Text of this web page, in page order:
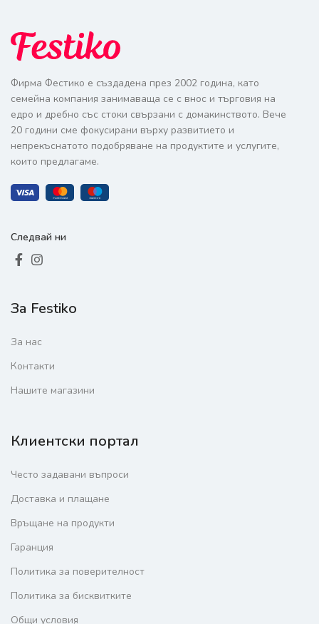
Фирма Фестико е създадена през 2002 година, като
семейна компания занимаваща се с внос и търговия на
едро и дребно със стоки свързани с домакинството. Вече
20 години сме фокусирани върху развитието и
непрекъснатото подобряване на продуктите и услугите,
които предлагаме.
Следвай ни
За Festiko
За нас
Контакти
Нашите магазини
Клиентски портал
Често задавани въпроси
Доставка и плащане
Връщане на продукти
Гаранция
Политика за поверителност
Политика за бисквитките
Общи условия